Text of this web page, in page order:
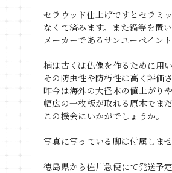
セラウッド仕上げですとセラミ
なくて済みます。また鍋等を置
メーカーであるサンユーペイン
楠は古くは仏像を作るために用
その防虫性や防朽性は高く評価
昨今は海外の大径木の値上がり
幅広の一枚板が取れる原木でま
この機会にいかがでしょうか。
写真に写っている脚は付属しま
徳島県から佐川急便にて発送予定